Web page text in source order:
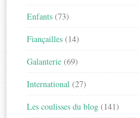
Enfants (73)
Fiançailles (14)
Galanterie (69)
International (27)
Les coulisses du blog (141)